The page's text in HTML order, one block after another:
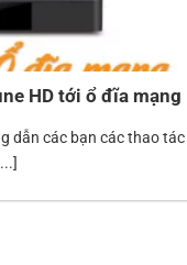
HD tới ổ đĩa mạng
dẫn các bạn các thao tác